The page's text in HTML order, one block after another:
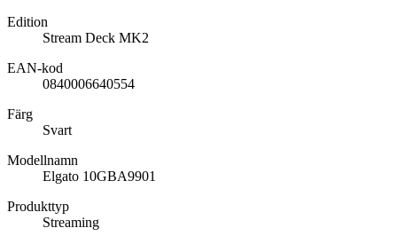
Edition
Stream Deck MK2
EAN-kod
0840006640554
Färg
Svart
Modellnamn
Elgato 10GBA9901
Produkttyp
Streaming